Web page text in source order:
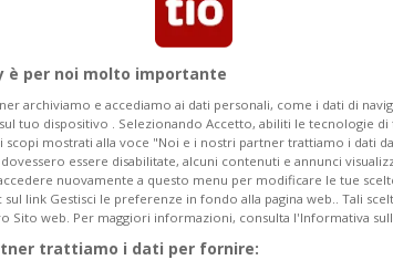
è per noi molto importante
archiviamo e accediamo ai dati personali, come i dati di
tuo dispositivo . Selezionando Accetto, abiliti le tecnologie di
mostrati alla voce "Noi e i nostri partner trattiamo i dati
essere disabilitate, alcuni contenuti e annunci
nuovamente a questo menu per modificare le tue
link Gestisci le preferenze in fondo alla pagina web.. Tali
Sito web. Per maggiori informazioni, consulta l'Informativa
trattiamo i dati per fornire: